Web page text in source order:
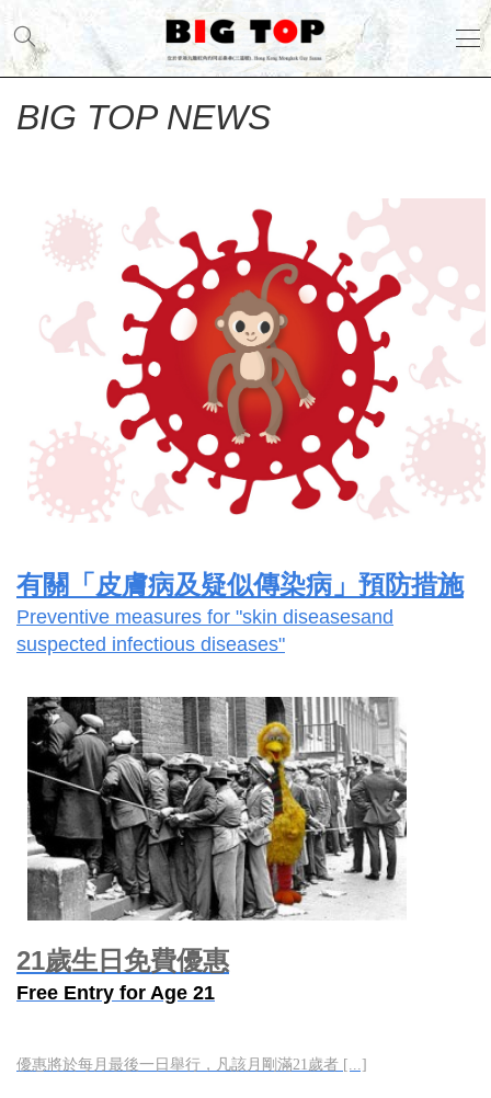
BIG
TOP
NEWS
BIG TOP NEWS
有關「皮膚病及疑似傳染病」預防措施
Preventive measures for "skin diseasesand
suspected infectious diseases"
21歲生日免費優惠
Free Entry for Age 21
優惠將於每月最後一日舉行，凡該月剛滿21歲者 [...]